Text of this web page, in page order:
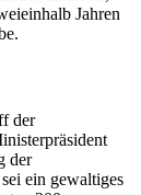
Jahren
der
der
ein gewaltiges